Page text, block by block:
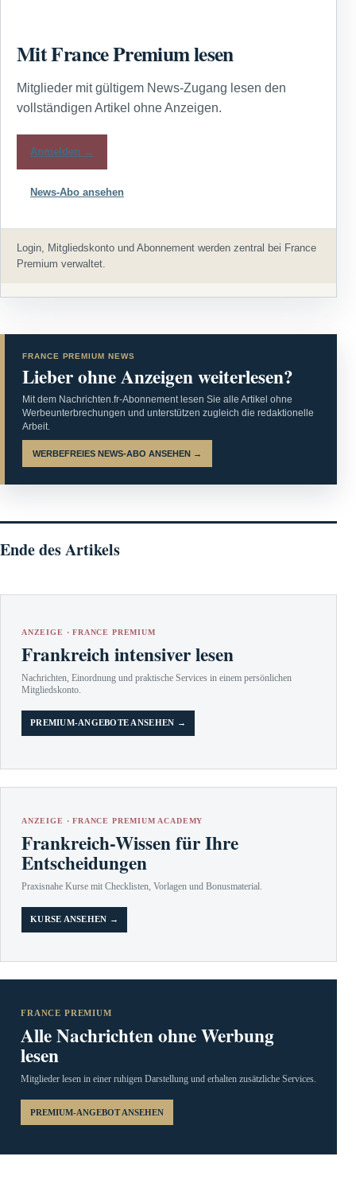
Mit France Premium lesen
Mitglieder mit gültigem News-Zugang lesen den
vollständigen Artikel ohne Anzeigen.
Anmelden →
News-Abo ansehen
Login, Mitgliedskonto und Abonnement werden zentral bei France
Premium verwaltet.
FRANCE PREMIUM NEWS
Lieber ohne Anzeigen weiterlesen?
Mit dem Nachrichten.fr-Abonnement lesen Sie alle Artikel ohne
Werbeunterbrechungen und unterstützen zugleich die redaktionelle
Arbeit.
WERBEFREIES NEWS-ABO ANSEHEN →
Ende des Artikels
ANZEIGE · FRANCE PREMIUM
Frankreich intensiver lesen
Nachrichten, Einordnung und praktische Services in einem persönlichen
Mitgliedskonto.
PREMIUM-ANGEBOTE ANSEHEN →
ANZEIGE · FRANCE PREMIUM ACADEMY
Frankreich-Wissen für Ihre
Entscheidungen
Praxisnahe Kurse mit Checklisten, Vorlagen und Bonusmaterial.
KURSE ANSEHEN →
FRANCE PREMIUM
Alle Nachrichten ohne Werbung
lesen
Mitglieder lesen in einer ruhigen Darstellung und erhalten zusätzliche Services.
PREMIUM-ANGEBOT ANSEHEN